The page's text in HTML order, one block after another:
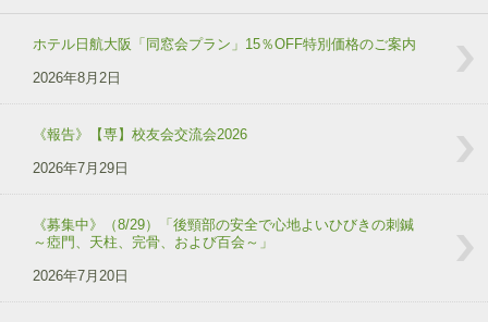
ホテル日航大阪「同窓会プラン」15％OFF特別価格のご案内
2026年8月2日
《報告》【専】校友会交流会2026
2026年7月29日
《募集中》（8/29）「後頸部の安全で心地よいひびきの刺鍼
～瘂門、天柱、完骨、および百会～」
2026年7月20日